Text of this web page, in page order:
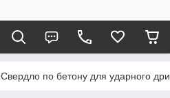
Свердло по бетону для ударного